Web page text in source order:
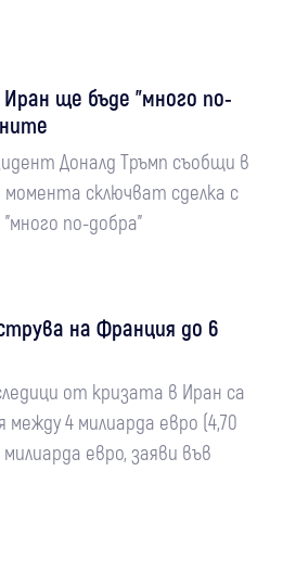
ще бъде "много по-
Доналд Тръмп съобщи в
сключват сделка с
по-добра"
на Франция до 6
от кризата в Иран са
4 милиарда евро (4,70
евро, заяви във